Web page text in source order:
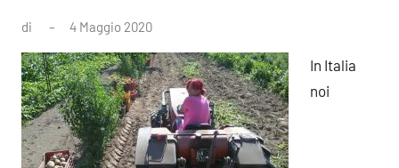
di 4 Maggio 2020
In Italia
noi